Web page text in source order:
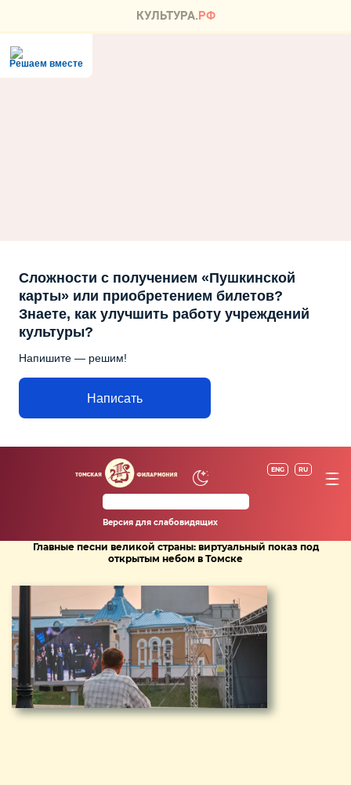
Решаем вместе
Сложности с получением «Пушкинской
карты» или приобретением билетов?
Знаете, как улучшить работу учреждений
культуры?
Напишите — решим!
Написать
ENG RU
Версия для слабовидящих
Главные песни великой страны: виртуальный показ под
открытым небом в Томске